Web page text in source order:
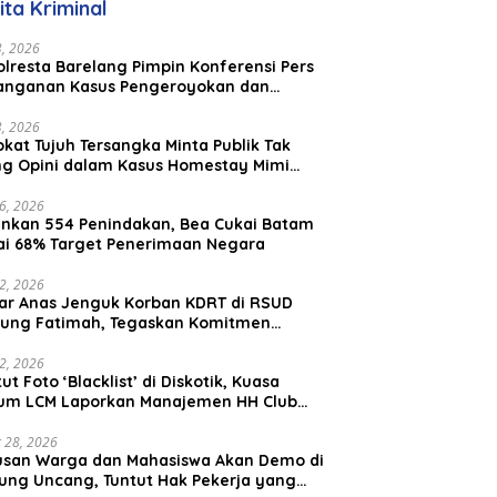
Kriminal
2026
Barelang Pimpin Konferensi Pers
Kasus Pengeroyokan dan
2026
Tujuh Tersangka Minta Publik Tak
Opini dalam Kasus Homestay Mimi
2026
554 Penindakan, Bea Cukai Batam
68% Target Penerimaan Negara
2026
Anas Jenguk Korban KDRT di RSUD
Fatimah, Tegaskan Komitmen
2026
Foto ‘Blacklist’ di Diskotik, Kuasa
LCM Laporkan Manajemen HH Club
28, 2026
Warga dan Mahasiswa Akan Demo di
Uncang, Tuntut Hak Pekerja yang